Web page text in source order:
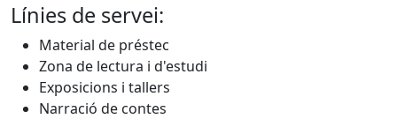
Línies de servei:
Material de préstec
Zona de lectura i d'estudi
Exposicions i tallers
Narració de contes